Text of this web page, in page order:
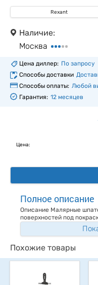
Rexant
Наличие:
Москва
Цена диллер: По запросу
Способы доставки
Способы оплаты: Любой
Гарантия: 12 месяцев
Цена:
Полное описание
Описание Малярные
поверхностей под
Похожие товары